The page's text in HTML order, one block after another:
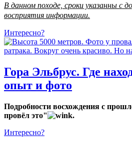
В данном походе, сроки указанны с
восприятия информации.
Интересно?
Гора Эльбрус. Где
опыт и фото
Подробности восхождения с
провёл это"
.
Интересно?